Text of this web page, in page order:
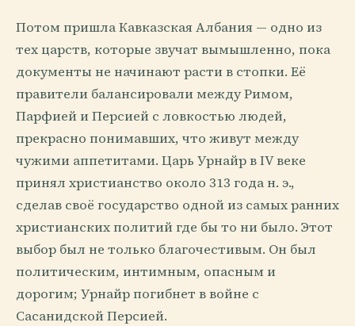
Потом пришла Кавказская Албания — одно из
тех царств, которые звучат вымышленно, пока
документы не начинают расти в стопки. Её
правители балансировали между Римом,
Парфией и Персией с ловкостью людей,
прекрасно понимавших, что живут между
чужими аппетитами. Царь Урнайр в IV веке
принял христианство около 313 года н. э.,
сделав своё государство одной из самых ранних
христианских политий где бы то ни было. Этот
выбор был не только благочестивым. Он был
политическим, интимным, опасным и
дорогим; Урнайр погибнет в войне с
Сасанидской Персией.